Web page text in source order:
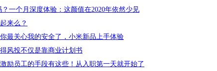
？一个月深度体验：这颜值在2020年依然少见
来么？
最关心我的安全了，小米新品上手体验
风投不仅是靠商业计划书
励员工的手段有这些！从入职第一天就开始了